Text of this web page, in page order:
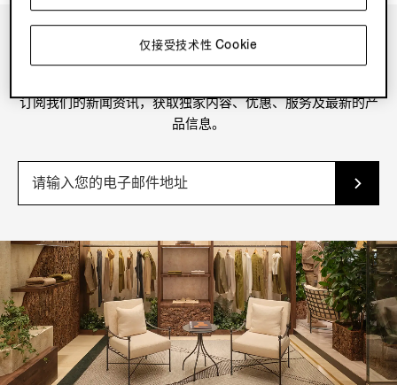
新闻资讯
订阅我们的新闻资讯，获取独家内容、优惠、服务及最新的产
品信息。
仅接受技术性 Cookie